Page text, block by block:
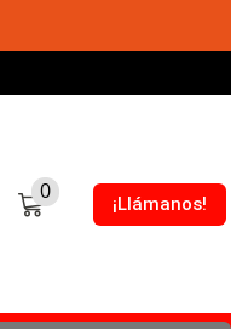
0 ¡Llámanos!